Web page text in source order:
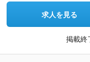
求人を見る
掲載終